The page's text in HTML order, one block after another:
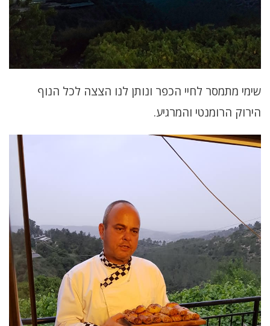
שימי מתמסר לחיי הכפר ונותן לנו הצצה לכל הנוף
הירוק הרומנטי והמרגיע.